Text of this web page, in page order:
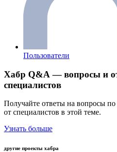
Пользователи
Хабр Q&A — вопросы и
специалистов
Получайте ответы на вопросы
от специалистов в этой теме.
Узнать больше
другие проекты хабра